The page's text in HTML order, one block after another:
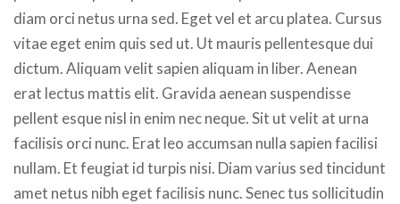
diam orci netus urna sed. Eget vel et arcu platea. Cursus
vitae eget enim quis sed ut. Ut mauris pellentesque dui
dictum. Aliquam velit sapien aliquam in liber. Aenean
erat lectus mattis elit. Gravida aenean suspendisse
pellent esque nisl in enim nec neque. Sit ut velit at urna
facilisis orci nunc. Erat leo accumsan nulla sapien facilisi
nullam. Et feugiat id turpis nisi. Diam varius sed tincidunt
amet netus nibh eget facilisis nunc. Senec tus sollicitudin